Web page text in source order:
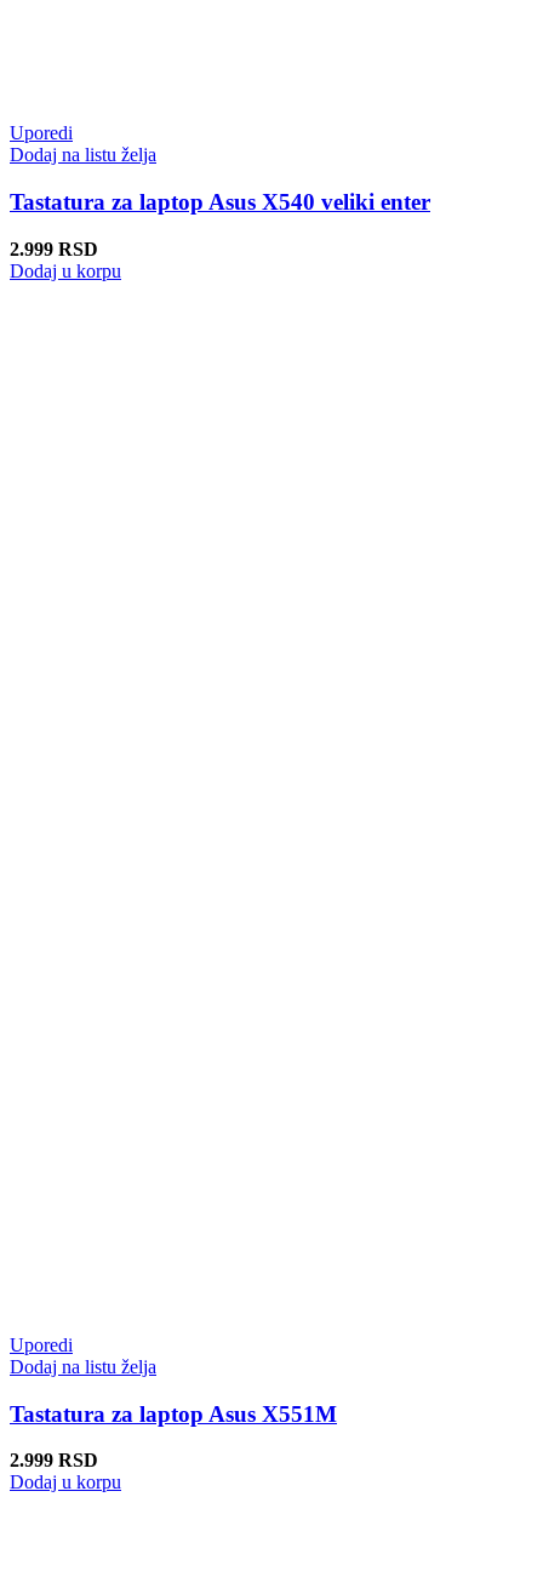
Uporedi
Dodaj na listu želja
Tastatura za laptop Asus X540 veliki enter
2.999 RSD
Dodaj u korpu
Uporedi
Dodaj na listu želja
Tastatura za laptop Asus X551M
2.999 RSD
Dodaj u korpu